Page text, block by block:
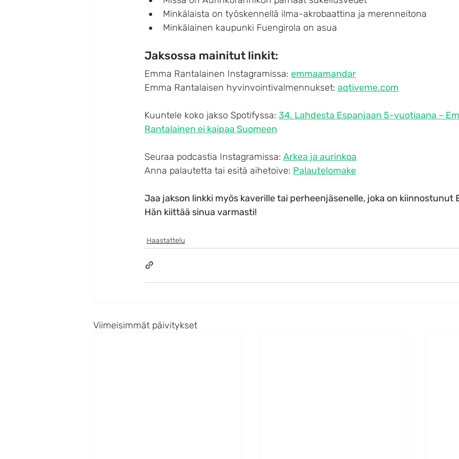
Minkälaista on työskennellä ilma-akrobaattina ja merenneitona
Minkälainen kaupunki Fuengirola on asua
Jaksossa mainitut linkit:
Emma Rantalainen Instagramissa: emmaamandar
Emma Rantalaisen hyvinvointivalmennukset: aqtiveme.com
Kuuntele koko jakso Spotifyssa: 34. Lahdesta Espanjaan 5-vuotiaana –
Rantalainen ei kaipaa Suomeen
Seuraa podcastia Instagramissa: Arkea ja aurinkoa
Anna palautetta tai esitä aihetoive: Palautelomake
Jaa jakson linkki myös kaverille tai perheenjäsenelle, joka on kiinnostunut
Hän kiittää sinua varmasti!
Haastattelu
Viimeisimmät päivitykset